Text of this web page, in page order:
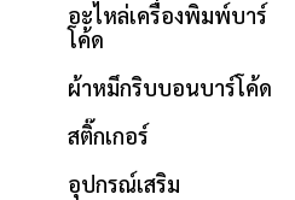
อะไหล่เครื่องพิมพ์บาร์
โค้ด
ผ้าหมึกริบบอนบาร์โค้ด
สติ๊กเกอร์
อุปกรณ์เสริม